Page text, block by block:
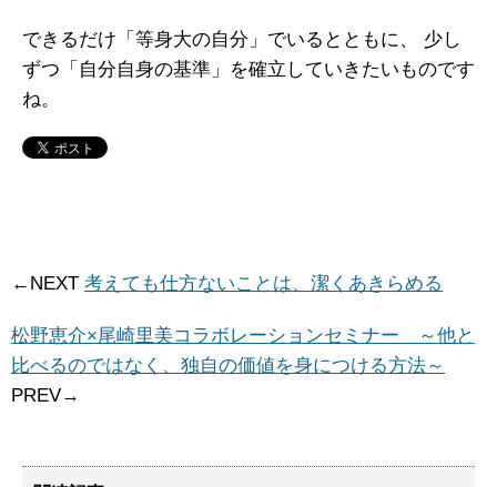
できるだけ「等身大の自分」でいるとともに、
少し
ずつ「自分自身の基準」を確立していきたいものです
ね。
←NEXT 考えても仕方ないことは、潔くあきらめる
松野恵介×尾崎里美コラボレーションセミナー ～他と
比べるのではなく、独自の価値を身につける方法～
PREV→